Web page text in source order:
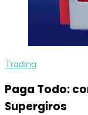
Trading
Paga Todo:
Supergiros